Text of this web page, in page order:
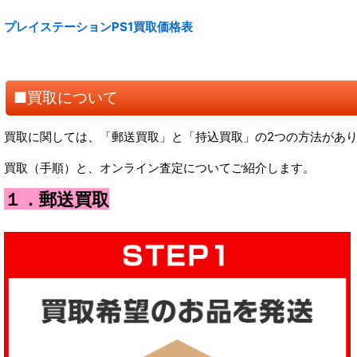
プレイステーションPS1買取価格表
■買取について
買取に関しては、「郵送買取」と「持込買取」の2つの方法があ
買取（手順）と、オンライン査定についてご紹介します。
１．郵送買取